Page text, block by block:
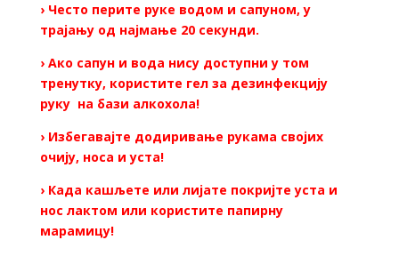
› Често перите руке водом и сапуном, у
трајању од најмање 20 секунди.
› Ако сапун и вода нису доступни у том
тренутку, користите гел за дезинфекцију
руку на бази алкохола!
› Избегавајте додиривање рукама својих
очију, носа и уста!
› Када кашљете или лијате покријте уста и
нос лактом или користите папирну
марамицу!